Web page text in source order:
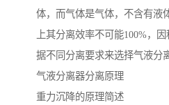
体，而气体是气体，不含有液
上其分离效率不可能100%，
据不同分离要求来选择气液分
气液分离器分离原理
重力沉降的原理简述